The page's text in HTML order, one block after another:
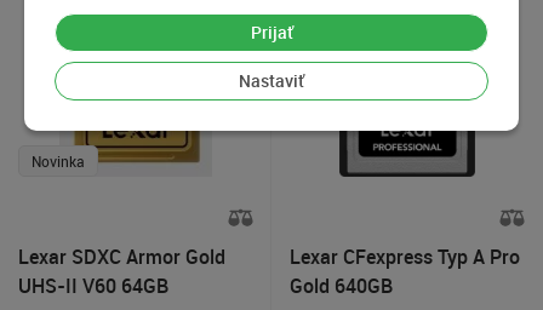
Prijať
Nastaviť
Novinka
Lexar SDXC Armor Gold
UHS-II V60 64GB
Lexar CFexpress Typ A Pro
Gold 640GB